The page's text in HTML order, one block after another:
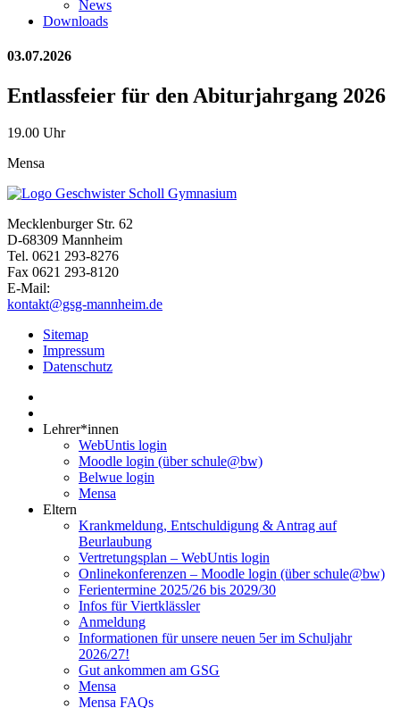
News
Downloads
03.07.2026
Entlassfeier für den Abiturjahrgang 2026
19.00 Uhr
Mensa
Mecklenburger Str. 62
D-68309 Mannheim
Tel. 0621 293-8276
Fax 0621 293-8120
E-Mail:
kontakt@gsg-mannheim.de
Sitemap
Impressum
Datenschutz
Lehrer*innen
WebUntis login
Moodle login (über schule@bw)
Belwue login
Mensa
Eltern
Krankmeldung, Entschuldigung & Antrag auf
Beurlaubung
Vertretungsplan – WebUntis login
Onlinekonferenzen – Moodle login (über schule@bw)
Ferientermine 2025/26 bis 2029/30
Infos für Viertklässler
Anmeldung
Informationen für unsere neuen 5er im Schuljahr
2026/27!
Gut ankommen am GSG
Mensa
Mensa FAQs